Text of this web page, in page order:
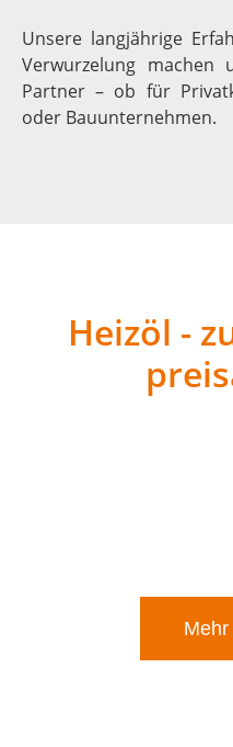
Unsere langjährige
Verwurzelung machen
Partner – ob für
oder Bauunternehmen.
Heizöl -